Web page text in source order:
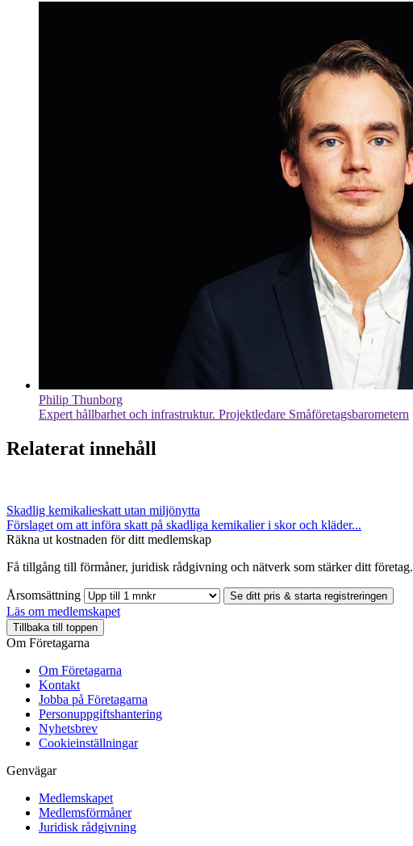
Philip Thunborg
Expert hållbarhet och infrastruktur. Projektledare Småföretagsbarometern
Relaterat innehåll
Skadlig kemikalieskatt utan miljönytta
Förslaget om att införa skatt på skadliga kemikalier i skor och kläder...
Räkna ut kostnaden för ditt medlemskap
Få tillgång till förmåner, juridisk rådgivning och nätverk som stärker ditt företag.
Årsomsättning Se ditt pris & starta registreringen
Läs om medlemskapet
Tillbaka till toppen
Om Företagarna
Om Företagarna
Kontakt
Jobba på Företagarna
Personuppgiftshantering
Nyhetsbrev
Cookieinställningar
Genvägar
Medlemskapet
Medlemsförmåner
Juridisk rådgivning